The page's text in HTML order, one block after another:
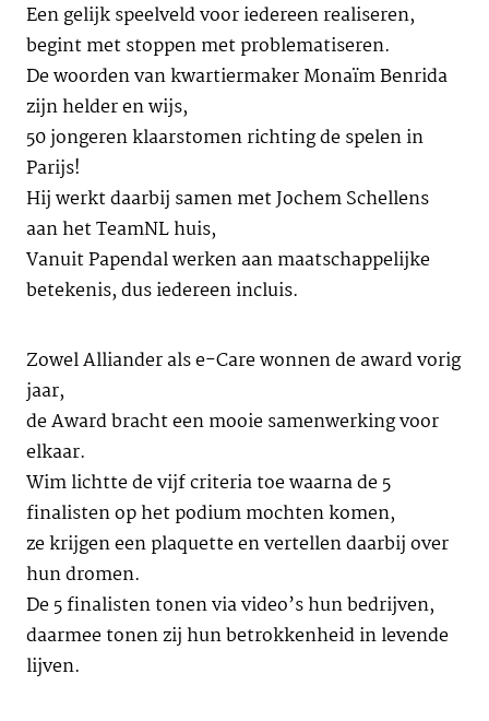
Een gelijk speelveld voor iedereen realiseren,
begint met stoppen met problematiseren.
De woorden van kwartiermaker Monaïm Benrida
zijn helder en wijs,
50 jongeren klaarstomen richting de spelen in
Parijs!
Hij werkt daarbij samen met Jochem Schellens
aan het TeamNL huis,
Vanuit Papendal werken aan maatschappelijke
betekenis, dus iedereen incluis.
Zowel Alliander als e-Care wonnen de award vorig
jaar,
de Award bracht een mooie samenwerking voor
elkaar.
Wim lichtte de vijf criteria toe waarna de 5
finalisten op het podium mochten komen,
ze krijgen een plaquette en vertellen daarbij over
hun dromen.
De 5 finalisten tonen via video’s hun bedrijven,
daarmee tonen zij hun betrokkenheid in levende
lijven.